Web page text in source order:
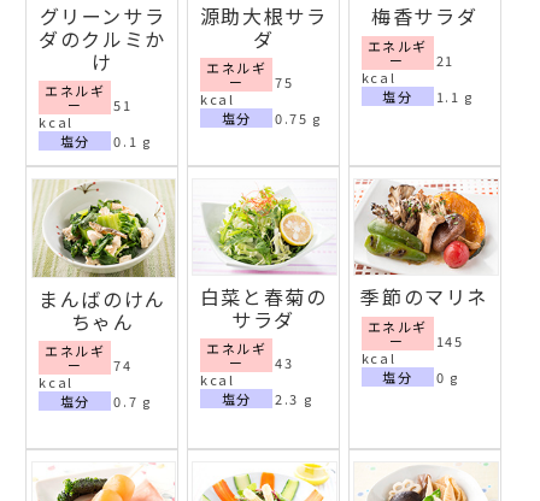
グリーンサラ
ダのクルミか
け
エネルギ
ー
51
kcal
塩分
0.1 g
源助大根サラ
ダ
エネルギ
ー
75
kcal
塩分
0.75 g
梅香サラダ
エネルギ
ー
21
kcal
塩分
1.1 g
まんばのけん
ちゃん
エネルギ
ー
74
kcal
塩分
0.7 g
白菜と春菊の
サラダ
エネルギ
ー
43
kcal
塩分
2.3 g
季節のマリネ
エネルギ
ー
145
kcal
塩分
0 g